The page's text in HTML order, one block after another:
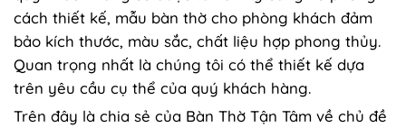
cách thiết kế, mẫu bàn thờ cho phòng khách đảm
bảo kích thước, màu sắc, chất liệu hợp phong thủy.
Quan trọng nhất là chúng tôi có thể thiết kế dựa
trên yêu cầu cụ thể của quý khách hàng.
Trên đây là chia sẻ của Bàn Thờ Tận Tâm về chủ đề